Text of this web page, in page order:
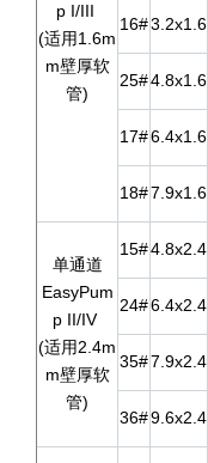
p I/III
(适用1.6m
m壁厚软
管)
16#3.2x1.6
25#4.8x1.6
17#6.4x1.6
18#7.9x1.6
单通道
EasyPum
p II/IV
(适用2.4m
m壁厚软
管)
15#4.8x2.4
24#6.4x2.4
35#7.9x2.4
36#9.6x2.4